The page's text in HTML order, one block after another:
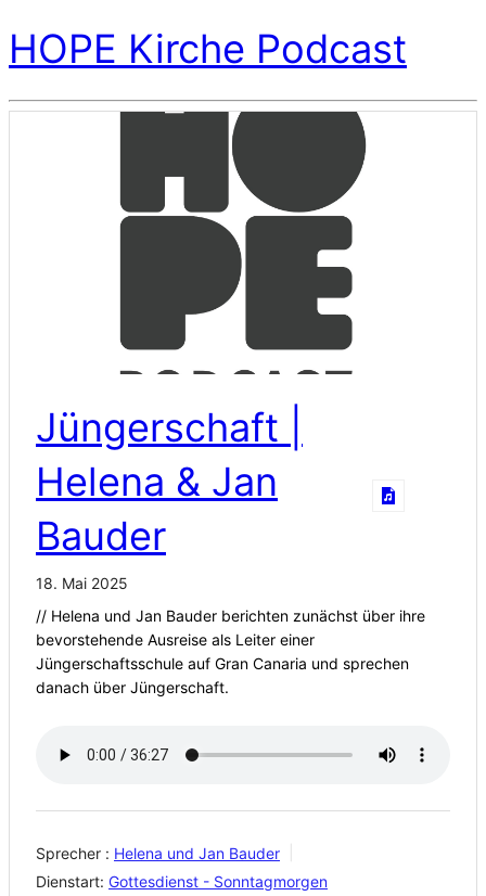
HOPE Kirche Podcast
Jüngerschaft |
Helena & Jan
Bauder
18. Mai 2025
// Helena und Jan Bauder berichten zunächst über ihre
bevorstehende Ausreise als Leiter einer
Jüngerschaftsschule auf Gran Canaria und sprechen
danach über Jüngerschaft.
Sprecher : Helena und Jan Bauder
Dienstart: Gottesdienst - Sonntagmorgen